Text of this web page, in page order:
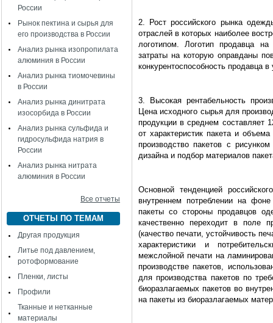
России
Рынок пектина и сырья для
его производства в России
Анализ рынка изопропилата
алюминия в России
Анализ рынка тиомочевины
в России
Анализ рынка динитрата
изосорбида в России
Анализ рынка сульфида и
гидросульфида натрия в
России
Анализ рынка нитрата
алюминия в России
Все отчеты
ОТЧЕТЫ ПО ТЕМАМ
Другая продукция
Литье под давлением,
ротоформование
Пленки, листы
Профили
Тканные и нетканные
материалы
2. Рост российского рынка
отраслей в которых наиболее
логотипом. Логотип продавца
затраты на которую оправданы
конкурентоспособность продавца
3. Высокая рентабельность
Цена исходного сырья для
продукции в среднем составляет
от характеристик пакета и
производство пакетов с
дизайна и подбор материалов
Основной тенденцией
внутреннем потреблении на
пакеты со стороны продавцов
качественно переходит в поле
(качество печати, устойчивость
характеристики и
межслойной печати на
производстве пакетов,
для производства пакетов по
биоразлагаемых пакетов во
на пакеты из биоразлагаемых